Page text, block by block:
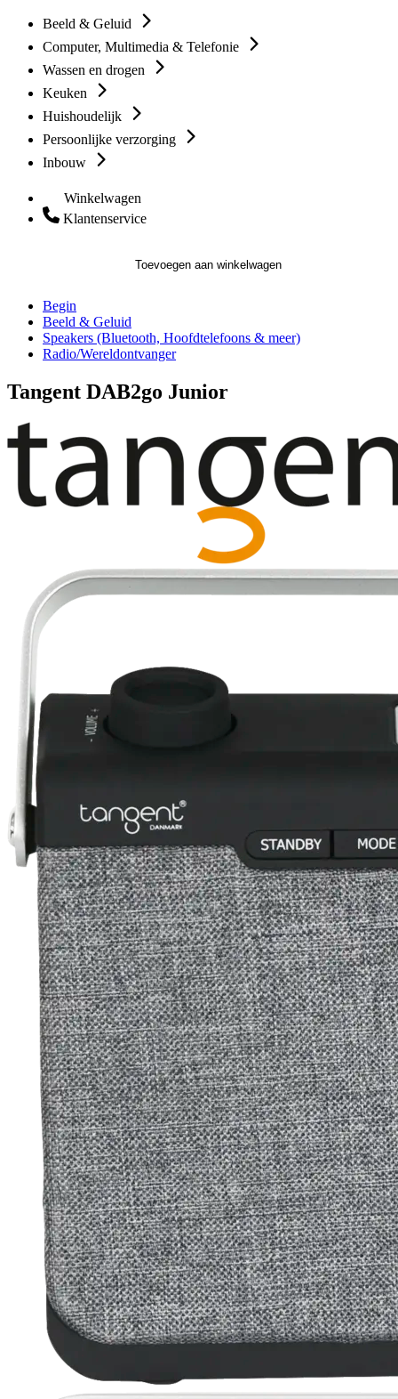
Beeld & Geluid
Computer, Multimedia & Telefonie
Wassen en drogen
Keuken
Huishoudelijk
Persoonlijke verzorging
Inbouw
Winkelwagen
Klantenservice
Toevoegen aan winkelwagen
Begin
Beeld & Geluid
Speakers (Bluetooth, Hoofdtelefoons & meer)
Radio/Wereldontvanger
Tangent DAB2go Junior